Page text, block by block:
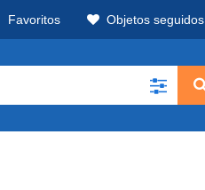
Favoritos Objetos seguidos